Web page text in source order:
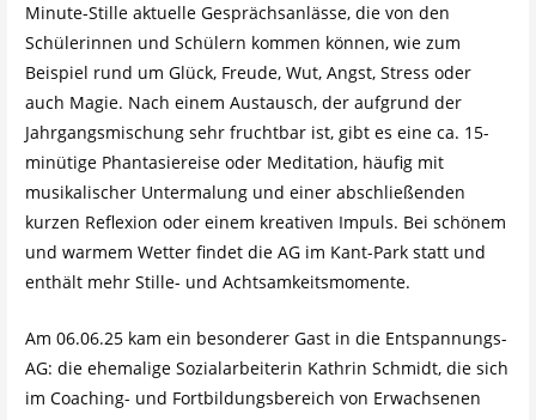
Minute-Stille aktuelle Gesprächsanlässe, die von den
Schülerinnen und Schülern kommen können, wie zum
Beispiel rund um Glück, Freude, Wut, Angst, Stress oder
auch Magie. Nach einem Austausch, der aufgrund der
Jahrgangsmischung sehr fruchtbar ist, gibt es eine ca. 15-
minütige Phantasiereise oder Meditation, häufig mit
musikalischer Untermalung und einer abschließenden
kurzen Reflexion oder einem kreativen Impuls. Bei schönem
und warmem Wetter findet die AG im Kant-Park statt und
enthält mehr Stille- und Achtsamkeitsmomente.
Am 06.06.25 kam ein besonderer Gast in die Entspannungs-
AG: die ehemalige Sozialarbeiterin Kathrin Schmidt, die sich
im Coaching- und Fortbildungsbereich von Erwachsenen